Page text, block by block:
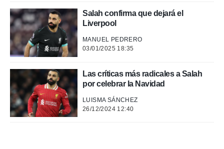
Salah confirma que dejará el
Liverpool
MANUEL PEDRERO
03/01/2025 18:35
Las críticas más radicales a Salah
por celebrar la Navidad
LUISMA SÁNCHEZ
26/12/2024 12:40